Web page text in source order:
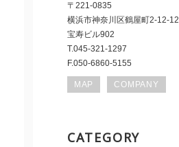
〒221-0835
横浜市神奈川区鶴屋町2-12-12
宝寿ビル902
T.045-321-1297
F.050-6860-5155
MAP COMPANY
CATEGORY